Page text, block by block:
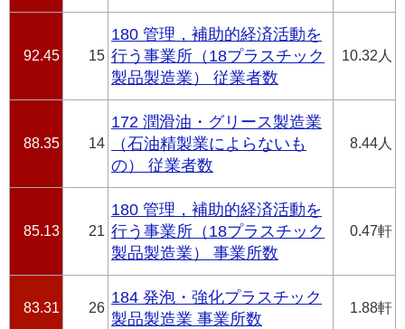
92.45 15
180 管理，補助的経済活動を
行う事業所（18プラスチック
製品製造業） 従業者数
10.32人
88.35 14
172 潤滑油・グリース製造業
（石油精製業によらないも
の） 従業者数
8.44人
85.13 21
180 管理，補助的経済活動を
行う事業所（18プラスチック
製品製造業） 事業所数
0.47軒
83.31 26
184 発泡・強化プラスチック
製品製造業 事業所数
1.88軒